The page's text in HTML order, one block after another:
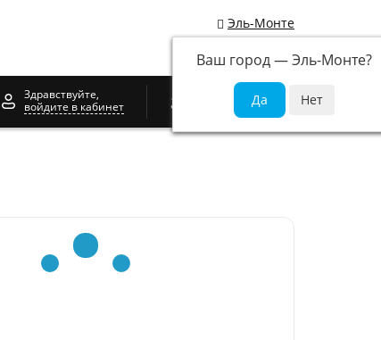
Эль-Монте
Ваш город —Эль-Монте?
Здравствуйте,
войдите в кабинет
0